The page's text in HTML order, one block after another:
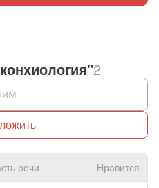
2
речи Нравится